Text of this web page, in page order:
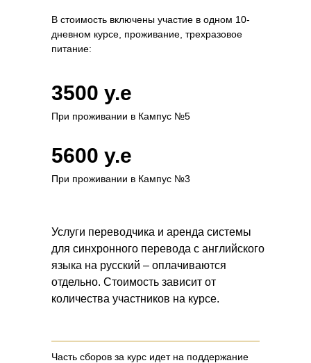
В стоимость включены участие в одном 10-
дневном курсе, проживание, трехразовое
питание:
Услуги переводчика и аренда системы
для синхронного перевода с английского
языка на русский – оплачиваются
отдельно. Стоимость зависит от
количества участников на курсе.
Часть сборов за курс идет на поддержание
3500 y.e
При проживании в Кампус №5
5600 y.e
При проживании в Кампус №3